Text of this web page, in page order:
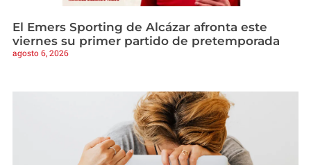
El Emers Sporting de Alcázar afronta este
viernes su primer partido de pretemporada
agosto 6, 2026